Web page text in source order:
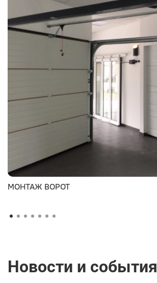
МОНТАЖ ВОРОТ
Новости и события